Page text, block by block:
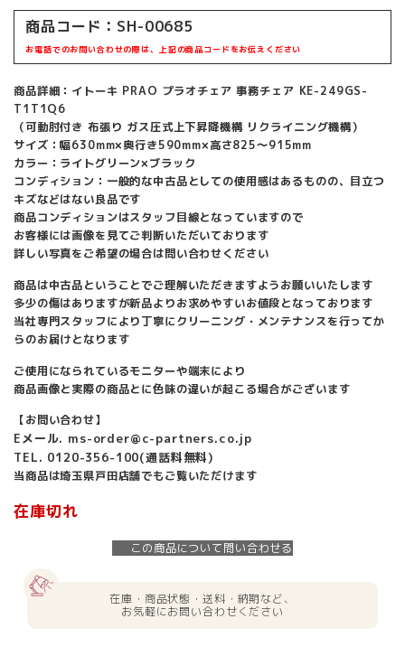
商品コード：SH-00685
お電話でのお問い合わせの際は、上記の商品コードをお伝えください
商品詳細：イトーキ PRAO プラオチェア 事務チェア KE-249GS-
T1T1Q6
（可動肘付き 布張り ガス圧式上下昇降機構 リクライニング機構）
サイズ：幅630mm×奥行き590mm×高さ825～915mm
カラー：ライトグリーン×ブラック
コンディション：一般的な中古品としての使用感はあるものの、目立つ
キズなどはない良品です
商品コンディションはスタッフ目線となっていますので
お客様には画像を見てご判断いただいております
詳しい写真をご希望の場合は問い合わせください
商品は中古品ということでご理解いただきますようお願いいたします
多少の傷はありますが新品よりお求めやすいお値段となっております
当社専門スタッフにより丁寧にクリーニング・メンテナンスを行ってか
らのお届けとなります
ご使用になられているモニターや端末により
商品画像と実際の商品とに色味の違いが起こる場合がございます
【お問い合わせ】
Eメール. ms-order@c-partners.co.jp
TEL. 0120-356-100(通話料無料)
当商品は埼玉県戸田店舗でもご覧いただけます
在庫切れ
この商品について問い合わせる
在庫・商品状態・送料・納期など、
お気軽にお問い合わせください